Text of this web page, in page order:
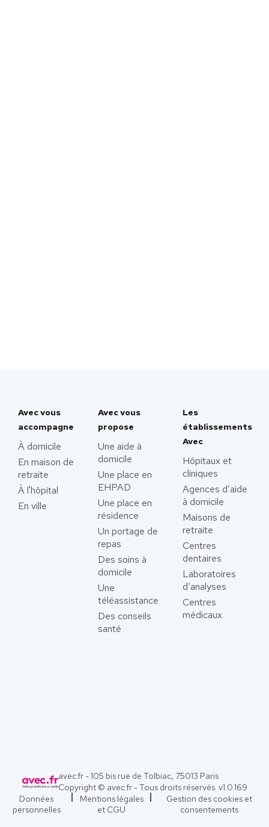
Avec vous
accompagne
À domicile
En maison de
retraite
À l'hôpital
En ville
Avec vous
propose
Une aide à
domicile
Une place en
EHPAD
Une place en
résidence
Un portage de
repas
Des soins à
domicile
Une
téléassistance
Des conseils
santé
Les
établissements
Avec
Hôpitaux et
cliniques
Agences d’aide
à domicile
Maisons de
retraite
Centres
dentaires
Laboratoires
d’analyses
Centres
médicaux
avec.fr - 105 bis rue de Tolbiac, 75013 Paris
Copyright © avec.fr - Tous droits réservés. v1.0.169
Données
personnelles
Mentions légales
et CGU
Gestion des cookies et
consentements